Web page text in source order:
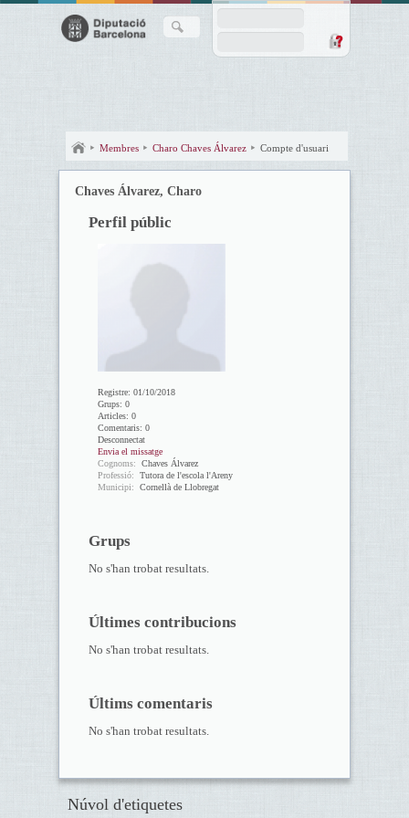
Membres Charo Chaves Álvarez Compte d'usuari
Chaves Álvarez, Charo
Perfil públic
Registre: 01/10/2018
Grups: 0
Articles: 0
Comentaris: 0
Desconnectat
Envia el missatge
Cognoms:
Chaves Álvarez
Professió:
Tutora de l'escola l'Areny
Municipi:
Cornellà de Llobregat
Grups
No s'han trobat resultats.
Últimes contribucions
No s'han trobat resultats.
Últims comentaris
No s'han trobat resultats.
Núvol d'etiquetes